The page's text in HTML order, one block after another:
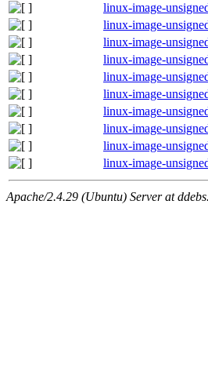
linux-image-
linux-image-
linux-image-
linux-image-
linux-image-
linux-image-
linux-image-
linux-image-
linux-image-
linux-image-
Apache/2.4.29 (Ubuntu) Server at